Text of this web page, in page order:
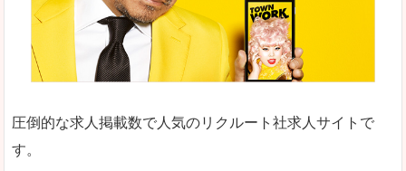
圧倒的な求人掲載数で人気のリクルート社求人サイトで
す。